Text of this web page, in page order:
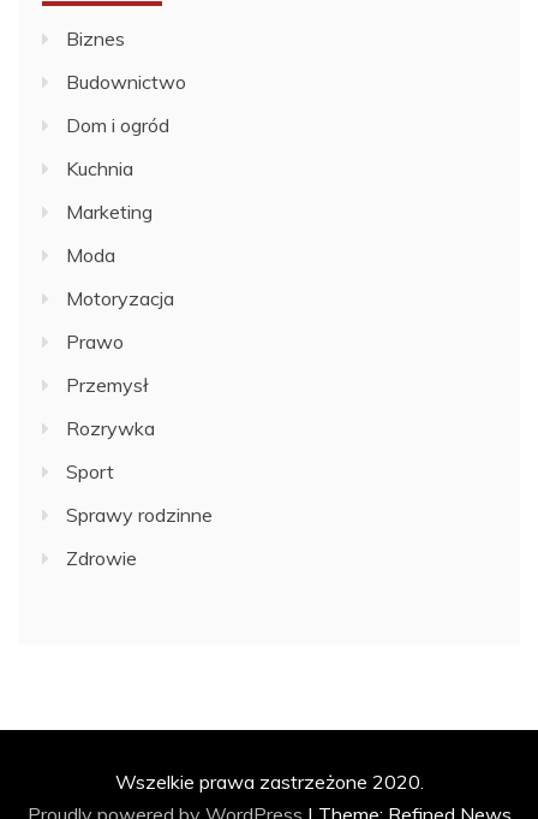
Biznes
Budownictwo
Dom i ogród
Kuchnia
Marketing
Moda
Motoryzacja
Prawo
Przemysł
Rozrywka
Sport
Sprawy rodzinne
Zdrowie
Wszelkie prawa zastrzeżone 2020.